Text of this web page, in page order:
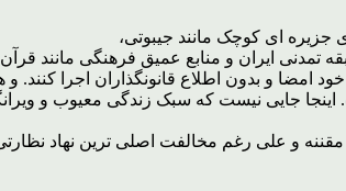
ای کوچک مانند جیبوتی،
تمدنی ایران و منابع عمیق فرهنگی
امضا و بدون اطلاع قانونگذاران اجرا
جایی نیست که سبک زندگی معیوب و
جلب نظر و حتی اطلاع قوه مقننه و علی رغم مخالفت